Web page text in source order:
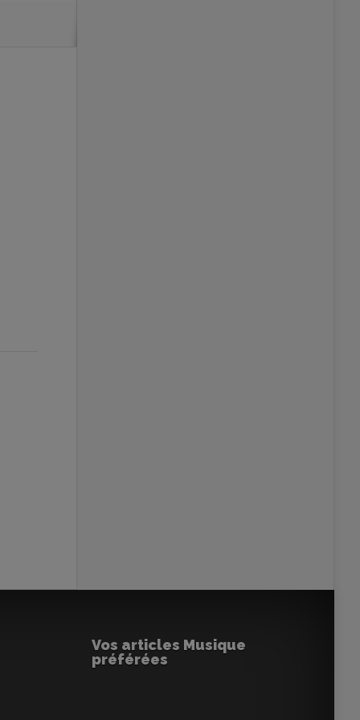
Vos articles Musique
préférées